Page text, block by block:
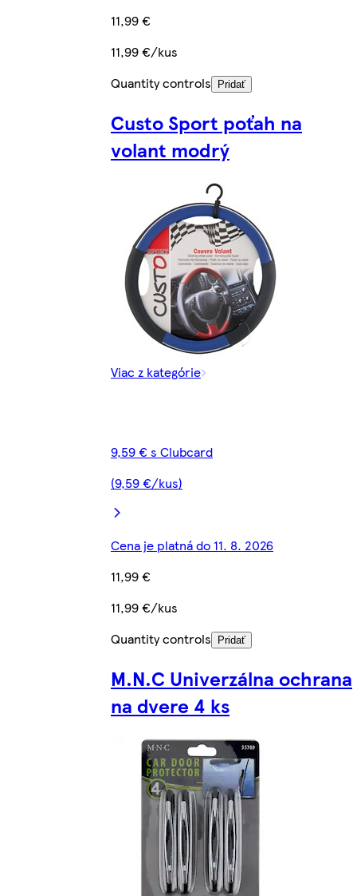
11,99 €
11,99 €/kus
Quantity controls
Pridať
Custo Sport poťah na
volant modrý
Viac z kategórie
9,59 € s Clubcard
(9,59 €/kus)
Cena je platná do 11. 8. 2026
11,99 €
11,99 €/kus
Quantity controls
Pridať
M.N.C Univerzálna ochrana
na dvere 4 ks